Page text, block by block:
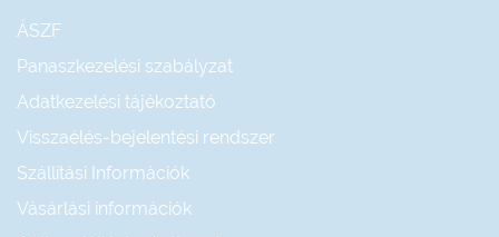
ÁSZF
Panaszkezelési szabályzat
Adatkezelési tájékoztató
Visszaélés-bejelentési rendszer
Szállítási Információk
Vásárlási információk